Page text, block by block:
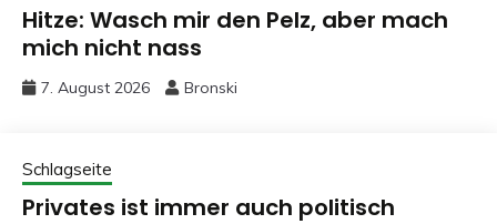
Hitze: Wasch mir den Pelz, aber mach
mich nicht nass
7. August 2026 Bronski
Schlagseite
Privates ist immer auch politisch